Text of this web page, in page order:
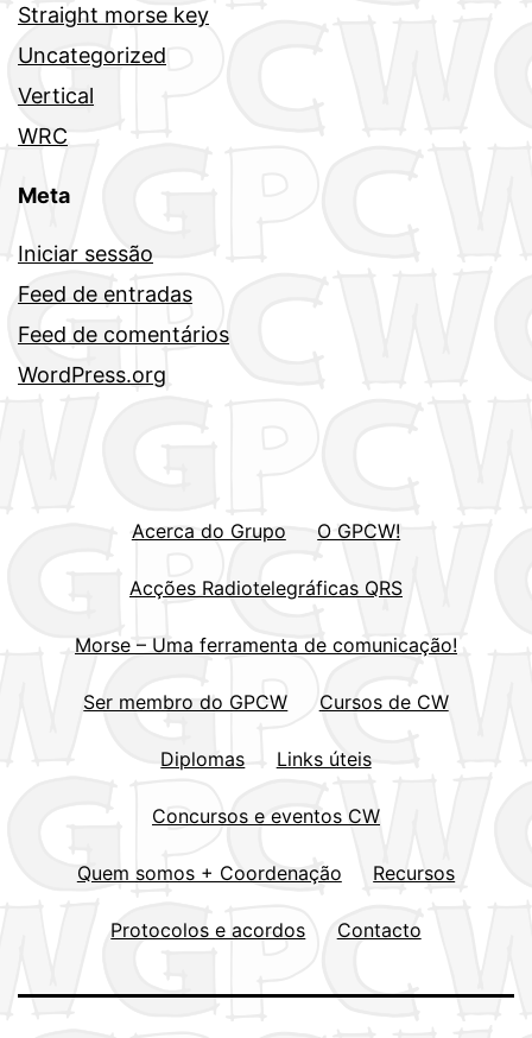
Straight morse key
Uncategorized
Vertical
WRC
Meta
Iniciar sessão
Feed de entradas
Feed de comentários
WordPress.org
Acerca do Grupo O GPCW!
Acções Radiotelegráficas QRS
Morse – Uma ferramenta de comunicação!
Ser membro do GPCW Cursos de CW
Diplomas Links úteis
Concursos e eventos CW
Quem somos + Coordenação Recursos
Protocolos e acordos Contacto